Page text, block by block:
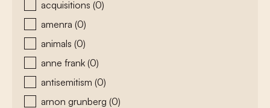
acquisitions (0)
amenra (0)
animals (0)
anne frank (0)
antisemitism (0)
arnon grunberg (0)